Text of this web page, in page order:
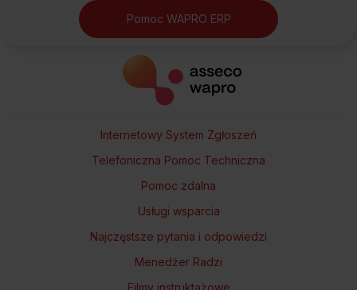
Pomoc WAPRO ERP
Internetowy System Zgłoszeń
Telefoniczna Pomoc Techniczna
Pomoc zdalna
Usługi wsparcia
Najczęstsze pytania i odpowiedzi
Menedżer Radzi